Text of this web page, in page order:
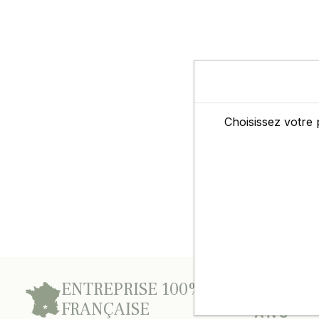
ENTREPRISE 100%
FRANÇAISE
Choisissez